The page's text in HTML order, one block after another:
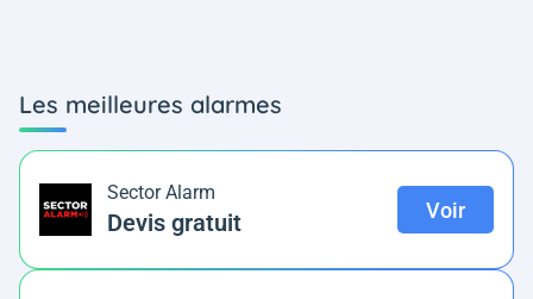
Les meilleures alarmes
Sector Alarm
Devis gratuit Voir